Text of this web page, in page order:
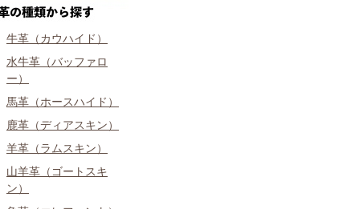
牛革（カウハイド）
水牛革（バッファロ
ー）
馬革（ホースハイド）
鹿革（ディアスキン）
羊革（ラムスキン）
山羊革（ゴートスキ
ン）